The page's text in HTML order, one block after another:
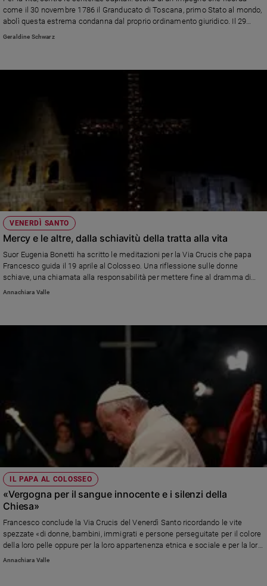
come il 30 novembre 1786 il Granducato di Toscana, primo Stato al mondo,
abolì questa estrema condanna dal proprio ordinamento giuridico. Il 29
novembre, un convegno alla Camera dei deputati con Paesi che hanno già
Geraldine Schwarz
VENERDÌ SANTO
Mercy e le altre, dalla schiavitù della tratta alla vita
Suor Eugenia Bonetti ha scritto le meditazioni per la Via Crucis che papa
Francesco guida il 19 aprile al Colosseo. Una riflessione sulle donne
schiave, una chiamata alla responsabilità per mettere fine al dramma di
tante giovani. La sua storia, la sua lotta, la sua missione tra le ragazze nel
Annachiara Valle
IL PAPA AL COLOSSEO
«Vergogna per il sangue innocente e i silenzi della
Chiesa»
Francesco conclude la Via Crucis del Venerdì Santo ricordando le vite
spezzate «di donne, bambini, immigrati e persone perseguitate per il colore
della loro pelle oppure per la loro appartenenza etnica e sociale e per la loro
fede in Te: vergogna per le troppe volte che, come Giuda e Pietro, ti
Annachiara Valle